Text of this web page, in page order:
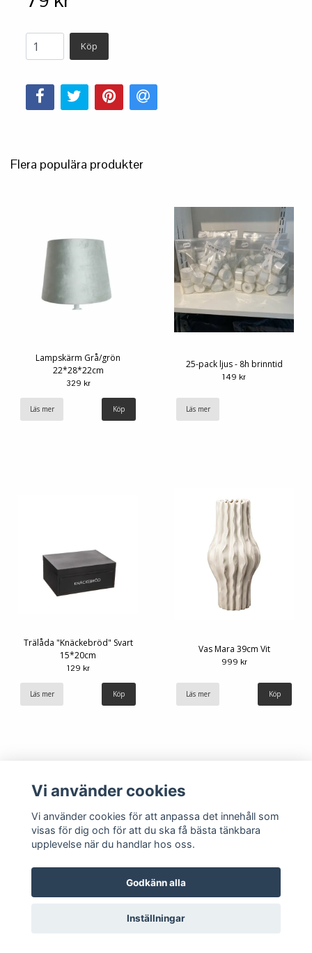
Köp
Flera populära produkter
Lampskärm Grå/grön
22*28*22cm
329 kr
Läs mer
25-pack ljus - 8h brinntid
149 kr
Läs mer
Trälåda "Knäckebröd" Svart
15*20cm
129 kr
Läs mer
Vas Mara 39cm Vit
999 kr
Läs mer
© Copyright 2026 Hemlängtan
Vi använder cookies
Vi använder cookies för att anpassa det innehåll som
visas för dig och för att du ska få bästa tänkbara
upplevelse när du handlar hos oss.
Godkänn alla
Inställningar